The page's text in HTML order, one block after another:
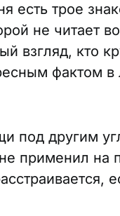
есть трое
не читает
взгляд, кто
фактом
под другим
применил на